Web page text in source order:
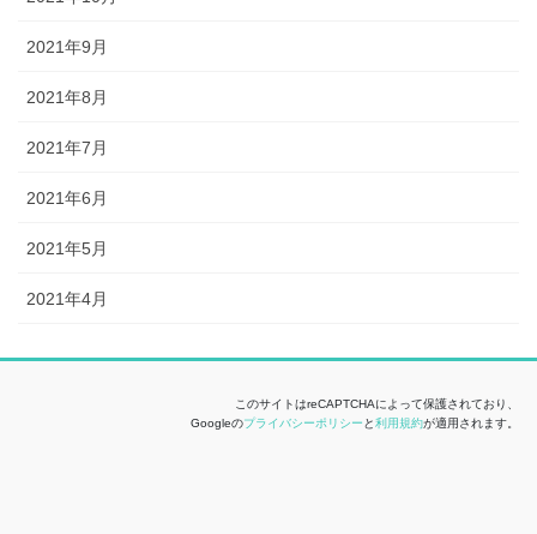
2021年9月
2021年8月
2021年7月
2021年6月
2021年5月
2021年4月
このサイトはreCAPTCHAによって保護されており、
Googleのプライバシーポリシー と利用規約が適用されます。